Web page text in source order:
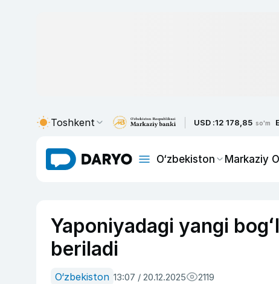
Toshkent USD :12 178,85 so'm
O‘zbekiston Markaziy
Yaponiyadagi yangi
beriladi
O‘zbekiston 13:07 / 20.12.2025 2119